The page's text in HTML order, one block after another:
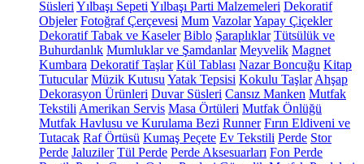
Süsleri Yılbaşı Sepeti Yılbaşı Parti Malzemeleri Dekoratif
Objeler Fotoğraf Çerçevesi Mum VazolarYapay Çiçekler
Dekoratif Tabak ve Kaseler Biblo Şaraplıklar Tütsülük ve
Buhurdanlık Mumluklar ve Şamdanlar Meyvelik Magnet
Kumbara Dekoratif Taşlar Kül Tablası Nazar Boncuğu Kitap
Tutucular Müzik Kutusu Yatak Tepsisi Kokulu Taşlar Ahşap
Dekorasyon Ürünleri Duvar Süsleri Cansız Manken Mutfak
Tekstili Amerikan Servis Masa Örtüleri Mutfak Önlüğü
Mutfak Havlusu ve Kurulama Bezi Runner Fırın Eldiveni ve
Tutacak Raf Örtüsü Kumaş Peçete Ev Tekstili Perde Stor
Perde Jaluziler Tül Perde Perde Aksesuarları Fon Perde